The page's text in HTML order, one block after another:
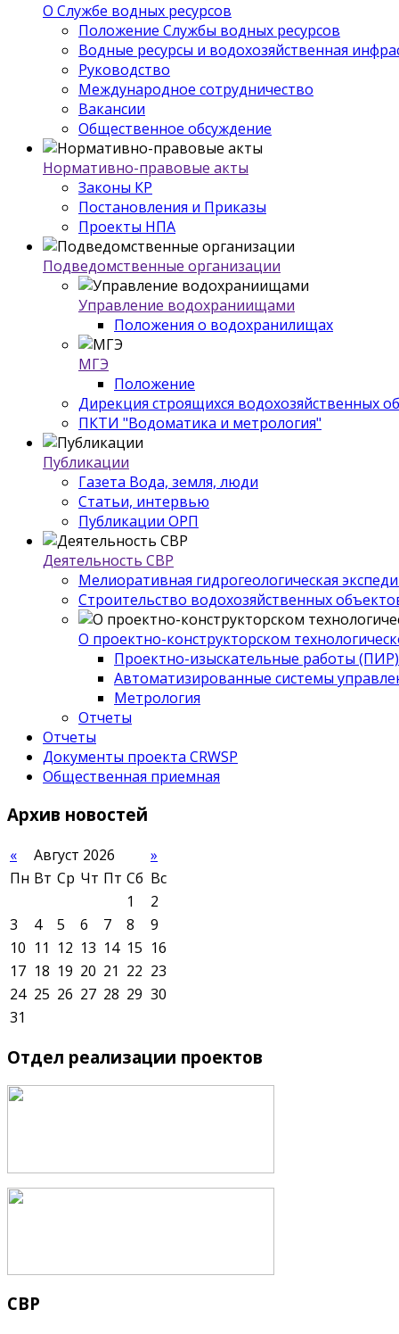
О Службе водных ресурсов
Положение Службы водных ресурсов
Водные ресурсы и водохозяйственная
Руководство
Международное сотрудничество
Вакансии
Общественное обсуждение
Нормативно-правовые акты
Законы КР
Постановления и Приказы
Проекты НПА
Подведомственные организации
Управление водохраниищами
Положения о водохранилищах
МГЭ
Положение
Дирекция строящихся водохозяйственных
ПКТИ "Водоматика и метрология"
Публикации
Газета Вода, земля, люди
Статьи, интервью
Публикации ОРП
Деятельность СВР
Мелиоративная гидрогеологическая
Строительство водохозяйственных
О проектно-конструкторском
Проектно-изыскательные работы (ПИР)
Автоматизированные системы
Метрология
Отчеты
Отчеты
Документы проекта CRWSP
Общественная приемная
Архив новостей
« Август 2026
»
Пн Вт Ср Чт Пт Сб Вс
1
2
3
4 5 6 7 8
9
10 11 12 13 14 15 16
17 18 19 20 21 22 23
24 25 26 27 28 29 30
31
Отдел реализации проектов
СВР